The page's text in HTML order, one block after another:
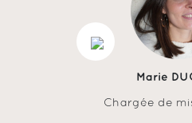
Marie
Chargée de